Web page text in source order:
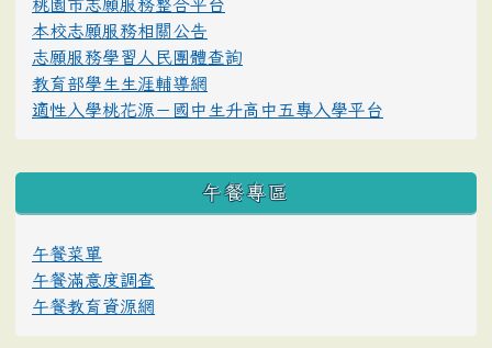
桃園市志願服務整合平台
本校志願服務相關公告
志願服務學習人民團體查詢
教育部學生生涯輔導網
適性入學桃花源－國中生升高中五專入學平台
午餐專區
午餐菜單
午餐滿意度調查
午餐教育資源網